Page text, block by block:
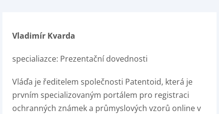
Vladimír Kvarda
specialiazce: Prezentační dovednosti
Vláďa je ředitelem společnosti Patentoid, která je
prvním specializovaným portálem pro registraci
ochranných známek a průmyslových vzorů online v